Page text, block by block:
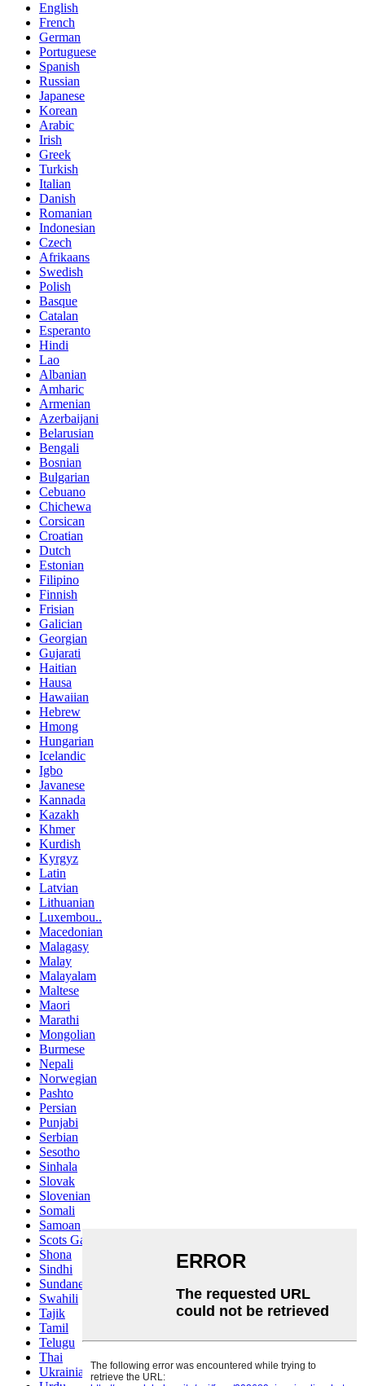
English
French
German
Portuguese
Spanish
Russian
Japanese
Korean
Arabic
Irish
Greek
Turkish
Italian
Danish
Romanian
Indonesian
Czech
Afrikaans
Swedish
Polish
Basque
Catalan
Esperanto
Hindi
Lao
Albanian
Amharic
Armenian
Azerbaijani
Belarusian
Bengali
Bosnian
Bulgarian
Cebuano
Chichewa
Corsican
Croatian
Dutch
Estonian
Filipino
Finnish
Frisian
Galician
Georgian
Gujarati
Haitian
Hausa
Hawaiian
Hebrew
Hmong
Hungarian
Icelandic
Igbo
Javanese
Kannada
Kazakh
Khmer
Kurdish
Kyrgyz
Latin
Latvian
Lithuanian
Luxembou..
Macedonian
Malagasy
Malay
Malayalam
Maltese
Maori
Marathi
Mongolian
Burmese
Nepali
Norwegian
Pashto
Persian
Punjabi
Serbian
Sesotho
Sinhala
Slovak
Slovenian
Somali
Samoan
Scots Gaelic
Shona
Sindhi
Sundanese
Swahili
Tajik
Tamil
Telugu
Thai
Ukrainian